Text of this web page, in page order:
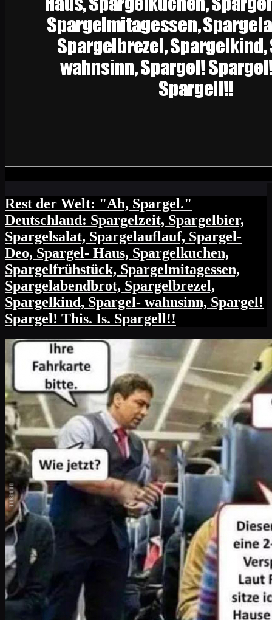
Rest der Welt: "Ah, Spargel."
Deutschland: Spargelzeit, Spargelbier,
Spargelsalat, Spargelauflauf, Spargel-
Deo, Spargel- Haus, Spargelkuchen,
Spargelfrühstück, Spargelmitagessen,
Spargelabendbrot, Spargelbrezel,
Spargelkind, Spargel- wahnsinn, Spargel!
Spargel! This. Is. Spargell!!